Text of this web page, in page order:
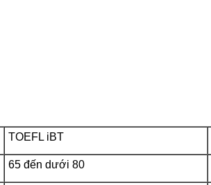
TOEFL iBT
65 đến dưới 80